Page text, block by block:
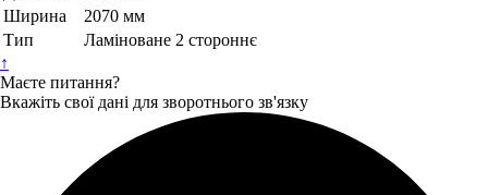
Ширина
2070 мм
Тип
Ламіноване 2 стороннє
↑
Маєте питання?
Вкажіть свої дані для зворотнього зв'язку